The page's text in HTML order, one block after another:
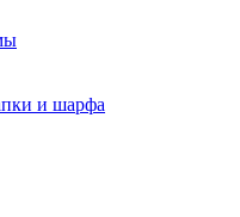
и шарфа